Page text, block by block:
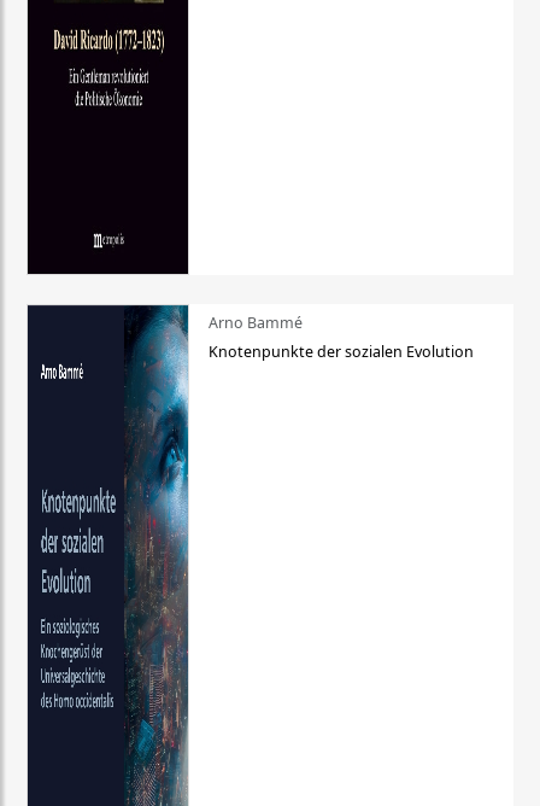
Arno Bammé
Knotenpunkte der sozialen Evolution